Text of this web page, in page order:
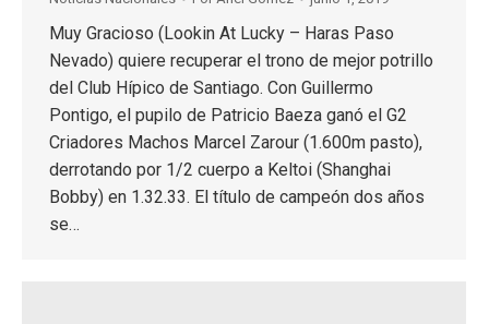
Muy Gracioso (Lookin At Lucky – Haras Paso
Nevado) quiere recuperar el trono de mejor potrillo
del Club Hípico de Santiago. Con Guillermo
Pontigo, el pupilo de Patricio Baeza ganó el G2
Criadores Machos Marcel Zarour (1.600m pasto),
derrotando por 1/2 cuerpo a Keltoi (Shanghai
Bobby) en 1.32.33. El título de campeón dos años
se…